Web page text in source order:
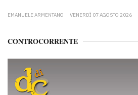
EMANUELE ARMENTANO VENERDÌ 07 AGOSTO 2026
CONTROCORRENTE